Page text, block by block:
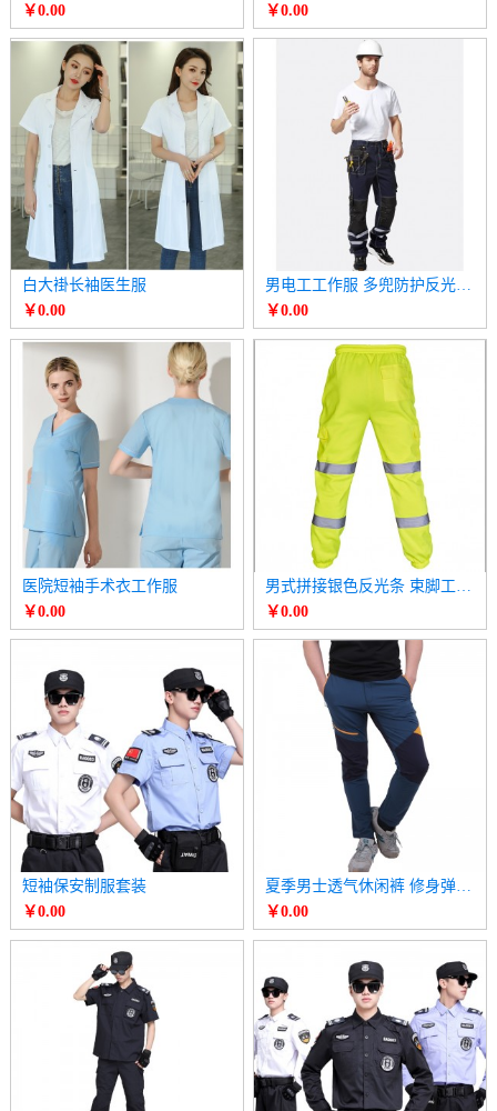
￥0.00
￥0.00
白大褂长袖医生服
￥0.00
男电工工作服 多兜防护反光条飞兜工具长裤
￥0.00
医院短袖手术衣工作服
￥0.00
￥0.00
短袖保安制服套装
￥0.00
夏季男士透气休闲裤 修身弹力跑步速干裤
￥0.00